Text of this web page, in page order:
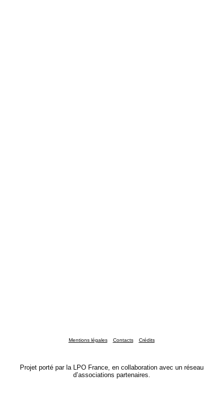
Mentions légales Contacts Crédits
Projet porté par la LPO France, en collaboration avec un réseau
d’associations partenaires.